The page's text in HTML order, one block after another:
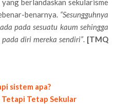
berlandaskan sekularisme
benarnya. “Sesungguhnya
pada sesuatu kaum sehingga
diri mereka sendiri”. [TMQ
sistem apa?
Tetapi Tetap Sekular